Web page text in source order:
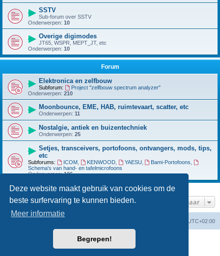
Deze website maakt gebruik van cookies om de
beste surfervaring te kunnen bieden.
Meer informatie
Begrepen!
SSTV
Sub-forum over SSTV
Onderwerpen: 10
Overige digimodes
JT65, WSPR, MEPT_JT, etc
Onderwerpen: 10
Forum
Elektronica en zelfbouw
Subforum:
Project "zelfbouw spectrum analyzer"
Onderwerpen: 210
Moonbounce, EME, HAB, ruimtevaart, scatter, etc
Onderwerpen: 11
Nostalgie, antiek en buizentechniek
Onderwerpen: 25
Setjes, transceivers, portofoons, ontvangers, mods, tips,
etc
Subforums: ICOM, KENWOOD, YAESU Bami-Portofoons
Schema's van hand- en tafelmicrofoons
Onderwerpen:106
Ga naar
UTC+02:00
phpBB® Forum Software © phpBB Limited
phpBB.nl